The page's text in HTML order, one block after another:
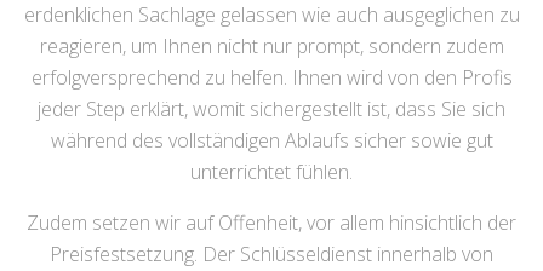
erdenklichen Sachlage gelassen wie auch ausgeglichen zu
reagieren, um Ihnen nicht nur prompt, sondern zudem
erfolgversprechend zu helfen. Ihnen wird von den Profis
jeder Step erklärt, womit sichergestellt ist, dass Sie sich
während des vollständigen Ablaufs sicher sowie gut
unterrichtet fühlen.
Zudem setzen wir auf Offenheit, vor allem hinsichtlich der
Preisfestsetzung. Der Schlüsseldienst innerhalb von